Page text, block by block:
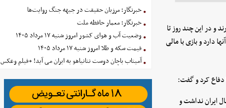
و در این چند روز تا
دارد و بازی با مالی
دفاع کرد و گفت:
فوتبال ایران نداشت و
خبرنگار؛ مرزبان حقیقت در جبهه جنگ روایت‌ها
خبرنگار؛ معمار حافظه ملت
وضعیت آب و هوای کشور امروز شنبه ۱۷ مرداد ۱۴۰۵
قیمت سکه و طلا امروز شنبه ۱۷ مرداد ۱۴۰۵
آمیتاب باچان دوست نتانیاهو به ایران می آید! +فیلم وعکس